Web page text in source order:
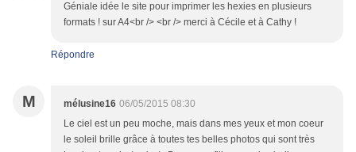
Géniale idée le site pour imprimer les hexies en plusieurs
formats ! sur A4<br /> <br /> merci à Cécile et à Cathy !
Répondre
M mélusine16 06/05/2015 08:30
Le ciel est un peu moche, mais dans mes yeux et mon coeur
le soleil brille grâce à toutes tes belles photos qui sont très